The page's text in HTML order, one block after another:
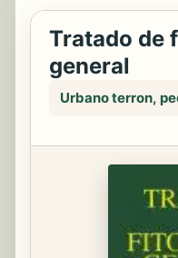
Tratado de
general
Urbano terron,